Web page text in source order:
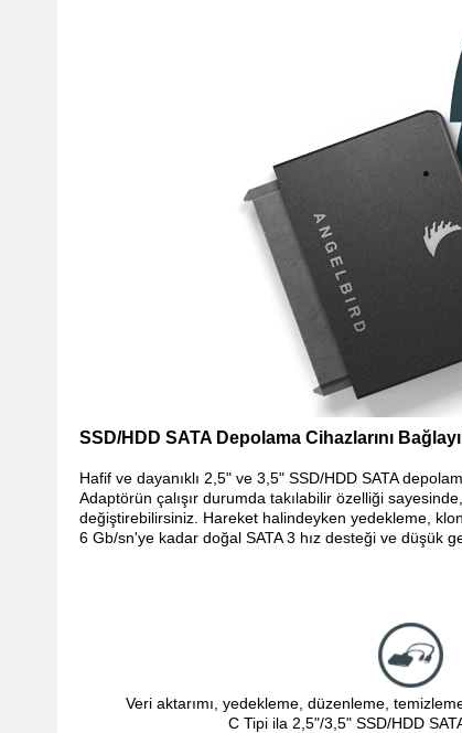
SSD/HDD SATA Depolama Cihazlarını
Hafif ve dayanıklı 2,5" ve 3,5" SSD/HDD SATA
Adaptörün çalışır durumda takılabilir özelliği
değiştirebilirsiniz. Hareket halindeyken yedekleme,
6 Gb/sn'ye kadar doğal SATA 3 hız desteği ve düşük
Veri aktarımı, yedekleme, düzenleme,
C Tipi ila 2,5"/3,5" SSD/HDD